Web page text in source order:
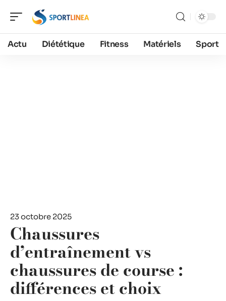
Actu Diététique Fitness Matériels Sport
23 octobre 2025
Chaussures
d’entraînement vs
chaussures de course :
différences et choix